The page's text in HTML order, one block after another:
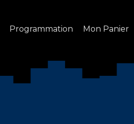
Programmation Mon Panier